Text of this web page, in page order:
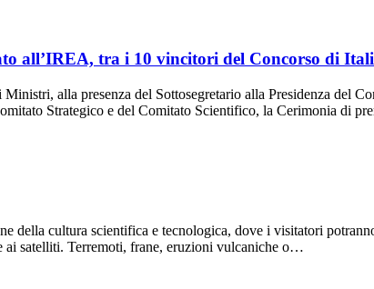
all’IREA, tra i 10 vincitori del Concorso di
alla presenza del Sottosegretario alla Presidenza del
Strategico e del Comitato Scientifico, la Cerimonia di
cultura scientifica e tecnologica, dove i visitatori
ai satelliti. Terremoti, frane, eruzioni vulcaniche o…